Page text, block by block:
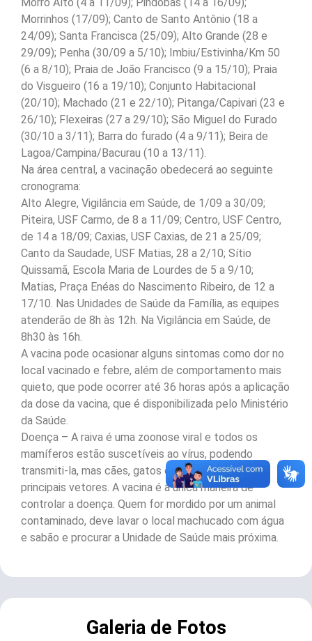
Morrinhos (17/09); Canto de Santo Antônio (18 a
24/09); Santa Francisca (25/09); Alto Grande (28 e
29/09); Penha (30/09 a 5/10); Imbiu/Estivinha/Km 50
(6 a 8/10); Praia de João Francisco (9 a 15/10); Praia
do Visgueiro (16 a 19/10); Conjunto Habitacional
(20/10); Machado (21 e 22/10); Pitanga/Capivari (23 e
26/10); Flexeiras (27 a 29/10); São Miguel do Furado
(30/10 a 3/11); Barra do furado (4 a 9/11); Beira de
Lagoa/Campina/Bacurau (10 a 13/11).
Na área central, a vacinação obedecerá ao seguinte
cronograma:
Alto Alegre, Vigilância em Saúde, de 1/09 a 30/09;
Piteira, USF Carmo, de 8 a 11/09; Centro, USF Centro,
de 14 a 18/09; Caxias, USF Caxias, de 21 a 25/09;
Canto da Saudade, USF Matias, 28 a 2/10; Sítio
Quissamã, Escola Maria de Lourdes de 5 a 9/10;
Matias, Praça Enéas do Nascimento Ribeiro, de 12 a
17/10. Nas Unidades de Saúde da Família, as equipes
atenderão de 8h às 12h. Na Vigilância em Saúde, de
8h30 às 16h.
A vacina pode ocasionar alguns sintomas como dor no
local vacinado e febre, além de comportamento mais
quieto, que pode ocorrer até 36 horas após a aplicação
da dose da vacina, que é disponibilizada pelo Ministério
da Saúde.
Doença – A raiva é uma zoonose viral e todos os
mamíferos estão suscetíveis ao vírus, podendo
transmiti-la, mas cães, gatos e morcegos são os
principais vetores. A vacina é a única maneira de
controlar a doença. Quem for mordido por um animal
contaminado, deve lavar o local machucado com água
e sabão e procurar a Unidade de Saúde mais próxima.
Galeria de Fotos